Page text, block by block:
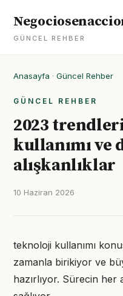
GÜNCEL REHBER
Anasayfa · Güncel Rehber
GÜNCEL REHBER
2023
kullanımı ve
alışkanlıklar
10 Haziran 2026
teknoloji kullanımı
zamanla birikiyor ve
hazırlıyor. Sürecin her